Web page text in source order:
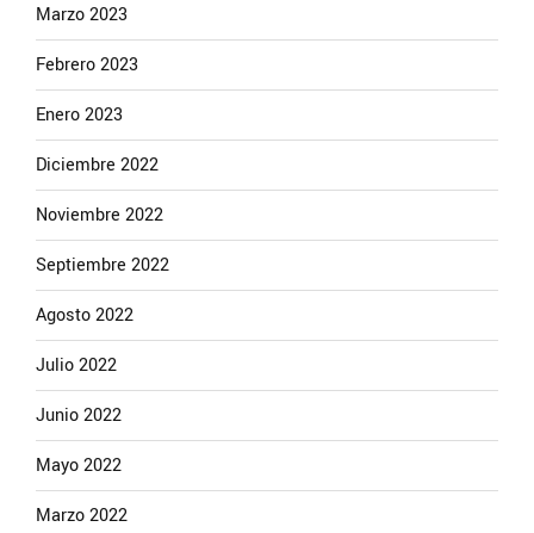
Marzo 2023
Febrero 2023
Enero 2023
Diciembre 2022
Noviembre 2022
Septiembre 2022
Agosto 2022
Julio 2022
Junio 2022
Mayo 2022
Marzo 2022